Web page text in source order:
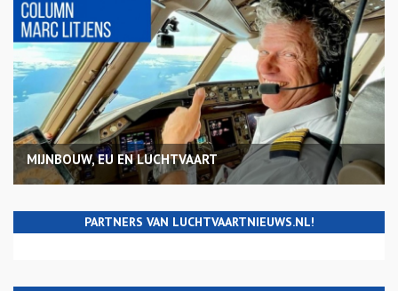
MIJNBOUW, EU EN LUCHTVAART
PARTNERS VAN LUCHTVAARTNIEUWS.NL!